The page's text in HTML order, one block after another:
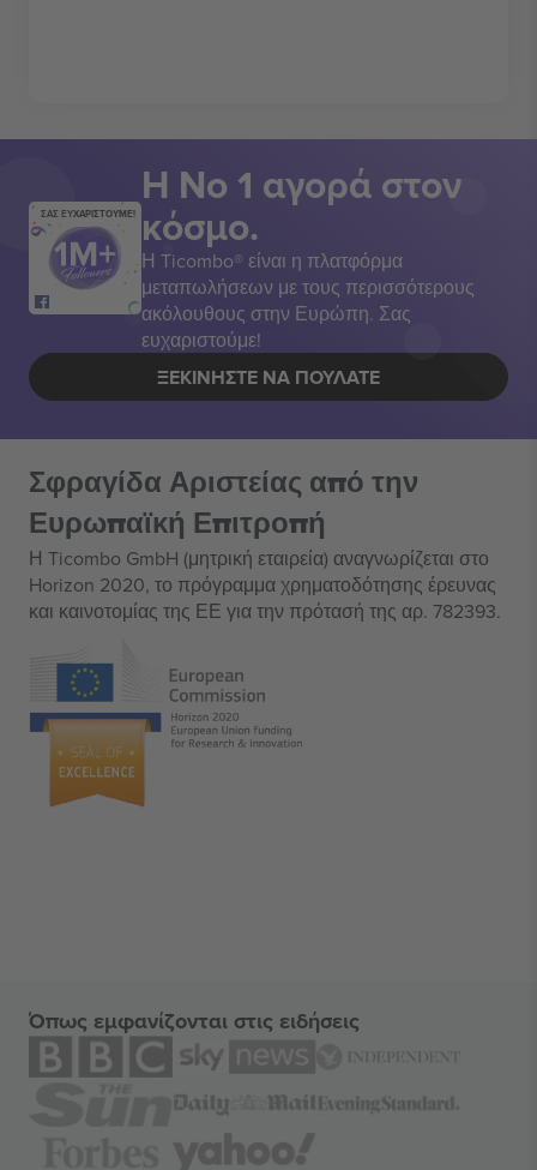
ΣΑΣ ΕΥΧΑΡΙΣΤΟΥΜΕ!
Η Νο 1 αγορά στον
κόσμο.
Η Ticombo® είναι η πλατφόρμα
μεταπωλήσεων με τους περισσότερους
ακόλουθους στην Ευρώπη. Σας
ευχαριστούμε!
ΞΕΚΙΝΉΣΤΕ ΝΑ ΠΟΥΛΆΤΕ
Σφραγίδα Αριστείας από την
Ευρωπαϊκή Επιτροπή
Η Ticombo GmbH (μητρική εταιρεία) αναγνωρίζεται στο
Horizon 2020, το πρόγραμμα χρηματοδότησης έρευνας
και καινοτομίας της ΕΕ για την πρότασή της αρ. 782393.
Όπως εμφανίζονται στις ειδήσεις